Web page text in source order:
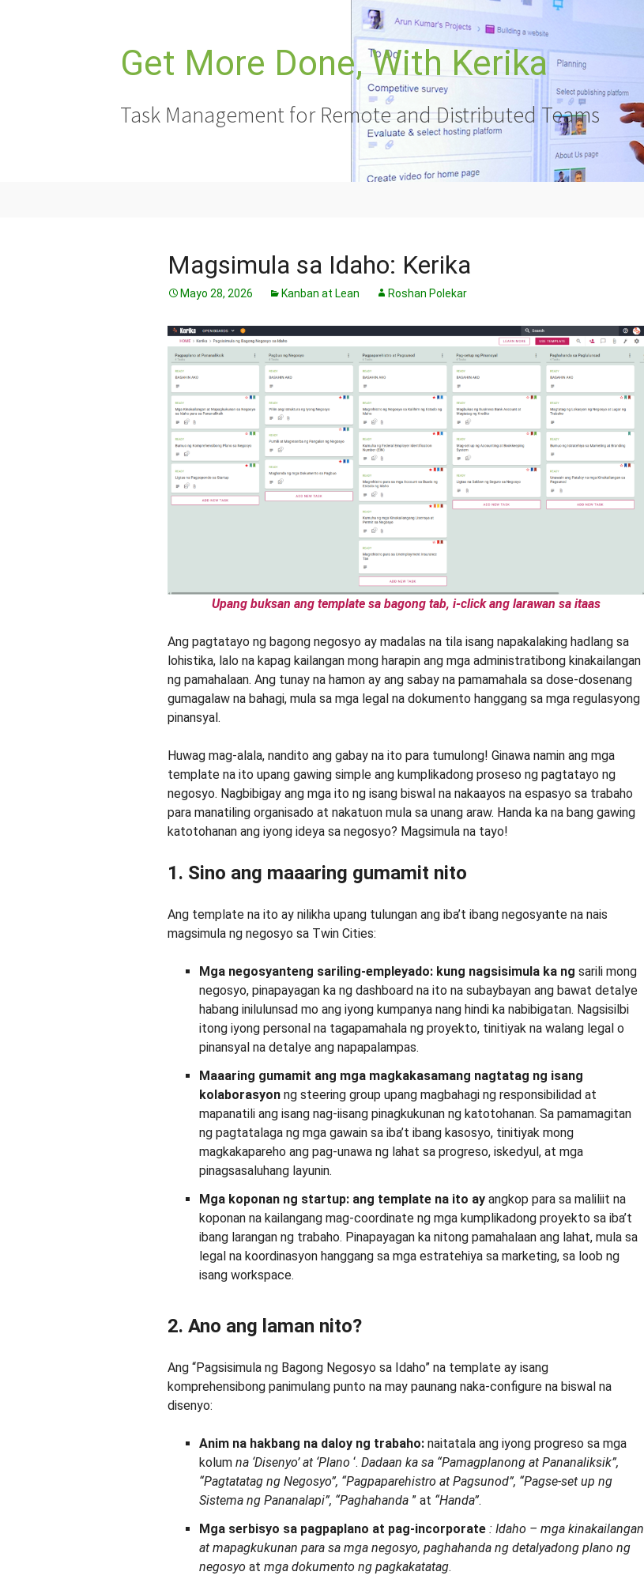
Get More Done, With Kerika
Task Management for Remote and Distributed Teams
Magsimula sa Idaho: Kerika
Mayo 28, 2026 Kanban at Lean Roshan Polekar
Upang buksan ang template sa bagong tab, i-click ang larawan sa itaas
Ang pagtatayo ng bagong negosyo ay madalas na tila isang napakalaking hadlang sa
lohistika, lalo na kapag kailangan mong harapin ang mga administratibong kinakailangan
ng pamahalaan. Ang tunay na hamon ay ang sabay na pamamahala sa dose-dosenang
gumagalaw na bahagi, mula sa mga legal na dokumento hanggang sa mga regulasyong
pinansyal.
Huwag mag-alala, nandito ang gabay na ito para tumulong! Ginawa namin ang mga
template na ito upang gawing simple ang kumplikadong proseso ng pagtatayo ng
negosyo. Nagbibigay ang mga ito ng isang biswal na nakaayos na espasyo sa trabaho
para manatiling organisado at nakatuon mula sa unang araw. Handa ka na bang gawing
katotohanan ang iyong ideya sa negosyo? Magsimula na tayo!
1. Sino ang maaaring gumamit nito
Ang template na ito ay nilikha upang tulungan ang iba’t ibang negosyante na nais
magsimula ng negosyo sa Twin Cities:
Mga negosyanteng sariling-empleyado: kung nagsisimula ka ng sarili mong
negosyo, pinapayagan ka ng dashboard na ito na subaybayan ang bawat detalye
habang inilulunsad mo ang iyong kumpanya nang hindi ka nabibigatan. Nagsisilbi
itong iyong personal na tagapamahala ng proyekto, tinitiyak na walang legal o
pinansyal na detalye ang napapalampas.
Maaaring gumamit ang mga magkakasamang nagtatag ng isang
kolaborasyon ng steering group upang magbahagi ng responsibilidad at
mapanatili ang isang nag-iisang pinagkukunan ng katotohanan. Sa pamamagitan
ng pagtatalaga ng mga gawain sa iba’t ibang kasosyo, tinitiyak mong
magkakapareho ang pag-unawa ng lahat sa progreso, iskedyul, at mga
pinagsasaluhang layunin.
Mga koponan ng startup: ang template na ito ay angkop para sa maliliit na
koponan na kailangang mag-coordinate ng mga kumplikadong proyekto sa iba’t
ibang larangan ng trabaho. Pinapayagan ka nitong pamahalaan ang lahat, mula sa
legal na koordinasyon hanggang sa mga estratehiya sa marketing, sa loob ng
isang workspace.
2. Ano ang laman nito?
Ang “Pagsisimula ng Bagong Negosyo sa Idaho” na template ay isang
komprehensibong panimulang punto na may paunang naka-configure na biswal na
disenyo:
Anim na hakbang na daloy ng trabaho: naitatala ang iyong progreso sa mga
kolum na ‘Disenyo’ at ‘Plano ‘. Dadaan ka sa “Pamagplanong at Pananaliksik”,
“Pagtatatag ng Negosyo”, “Pagpaparehistro at Pagsunod”, “Pagse-set up ng
Sistema ng Pananalapi”, “Paghahanda ” at “Handa”.
Mga serbisyo sa pagpaplano at pag-incorporate : Idaho – mga kinakailangan
at mapagkukunan para sa mga negosyo, paghahanda ng detalyadong plano ng
negosyo at mga dokumento ng pagkakatatag.